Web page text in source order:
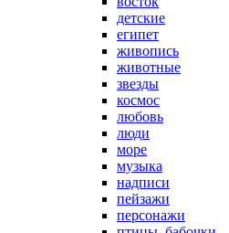
детские
египет
живопись
животные
звезды
космос
любовь
люди
море
музыка
надписи
пейзажи
персонажи